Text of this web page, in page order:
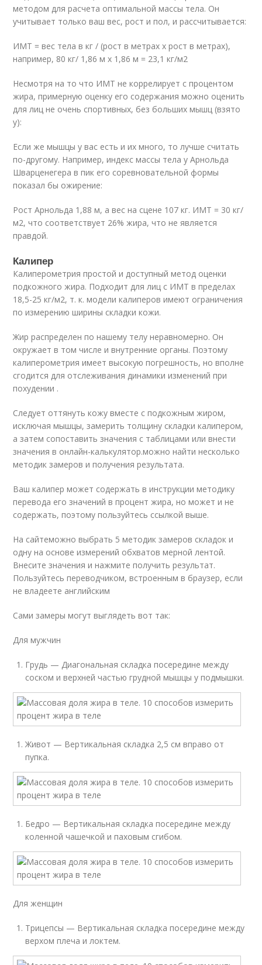
методом для расчета оптимальной массы тела. Он
учитывает только ваш вес, рост и пол, и рассчитывается:
ИМТ = вес тела в кг / (рост в метрах х рост в метрах),
например, 80 кг/ 1,86 м х 1,86 м = 23,1 кг/м2
Несмотря на то что ИМТ не коррелирует с процентом
жира, примерную оценку его содержания можно оценить
для лиц не очень спортивных, без больших мышц (взято
у):
Если же мышцы у вас есть и их много, то лучше считать
по-другому. Например, индекс массы тела у Арнольда
Шварценегера в пик его соревновательной формы
показал бы ожирение:
Рост Арнольда 1,88 м, а вес на сцене 107 кг. ИМТ = 30 кг/
м2, что соответствует 26% жира, что не является
правдой.
Калипер
Калиперометрия простой и доступный метод оценки
подкожного жира. Подходит для лиц с ИМТ в пределах
18,5-25 кг/м2, т. к. модели калиперов имеют ограничения
по измерению ширины складки кожи.
Жир распределен по нашему телу неравномерно. Он
окружает в том числе и внутренние органы. Поэтому
калиперометрия имеет высокую погрешность, но вполне
сгодится для отслеживания динамики изменений при
похудении .
Следует оттянуть кожу вместе с подкожным жиром,
исключая мышцы, замерить толщину складки калипером,
а затем сопоставить значения с таблицами или внести
значения в онлайн-калькулятор.можно найти несколько
методик замеров и получения результата.
Ваш калипер может содержать в инструкции методику
перевода его значений в процент жира, но может и не
содержать, поэтому пользуйтесь ссылкой выше.
На сайтеможно выбрать 5 методик замеров складок и
одну на основе измерений обхватов мерной лентой.
Внесите значения и нажмите получить результат.
Пользуйтесь переводчиком, встроенным в браузер, если
не владеете английским
Сами замеры могут выглядеть вот так:
Для мужчин
Грудь — Диагональная складка посередине между
соском и верхней частью грудной мышцы у подмышки.
Живот — Вертикальная складка 2,5 см вправо от
пупка.
Бедро — Вертикальная складка посередине между
коленной чашечкой и паховым сгибом.
Для женщин
Трицепсы — Вертикальная складка посередине между
верхом плеча и локтем.